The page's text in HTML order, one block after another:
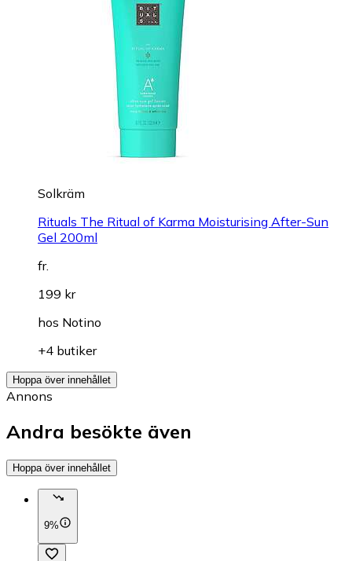
Solkräm
Rituals The Ritual of Karma Moisturising After-Sun
Gel 200ml
fr.
199 kr
hos Notino
+4 butiker
Hoppa över innehållet
Annons
Andra besökte även
Hoppa över innehållet
9%